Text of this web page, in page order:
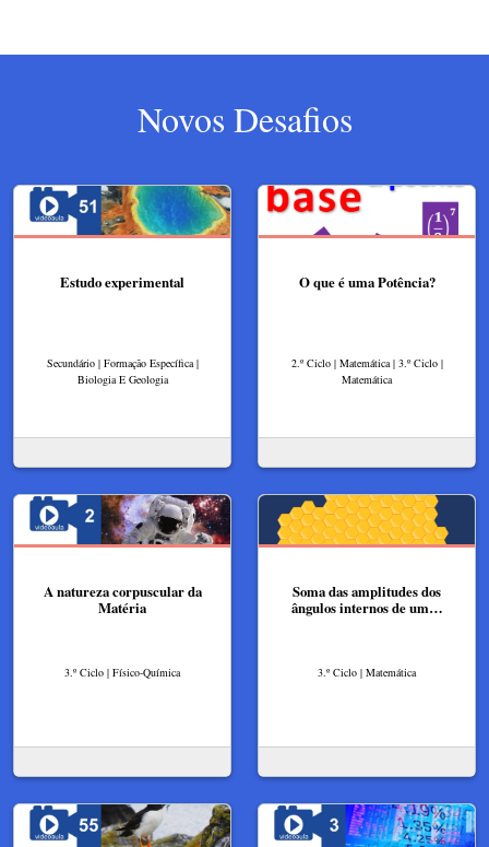
Novos Desafios
Estudo experimental
Secundário | Formação Específica |
Biologia E Geologia
O que é uma Potência?
2.º Ciclo | Matemática | 3.º Ciclo |
Matemática
A natureza corpuscular da
Matéria
3.º Ciclo | Físico-Química
Soma das amplitudes dos
ângulos internos de um…
3.º Ciclo | Matemática